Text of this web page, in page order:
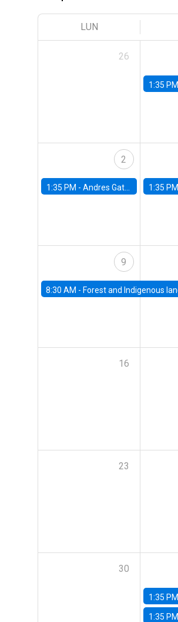
LUN
26
1:35
2
1:35 PM - Andres Gatty, alumno Doctorado en Economía 1:35
9
8:30 AM - Forest and Indigenous land policies in Latin America:
16
23
30
1:35
1:35